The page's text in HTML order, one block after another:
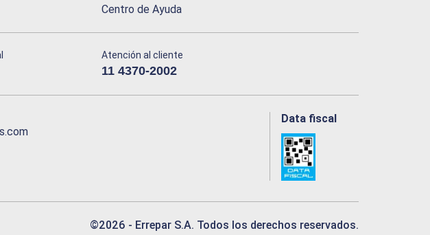
Centro de Ayuda
Atención al cliente
11 4370-2002
Data fiscal
©2026 - Errepar S.A. Todos los derechos reservados.